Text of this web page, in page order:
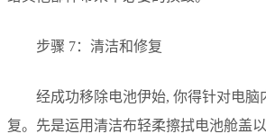
步骤 7：清洁和修复
经成功移除电池伊始, 你得针对电脑
复。先是运用清洁布轻柔擦拭电池舱盖